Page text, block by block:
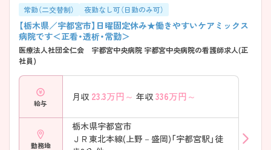
常勤（二交替制） 夜勤なし可（日勤のみ可）
【栃木県／宇都宮市】日曜固定休み★働きやすいケアミックス
病院です＜正看・透析・常勤＞
医療法人社団全仁会 宇都宮中央病院 宇都宮中央病院の看護師求人(正
社員)
給与
月収 23.3万円～ 年収 336万円～
勤務地
栃木県宇都宮市
ＪＲ東北本線(上野－盛岡)「宇都宮駅」徒